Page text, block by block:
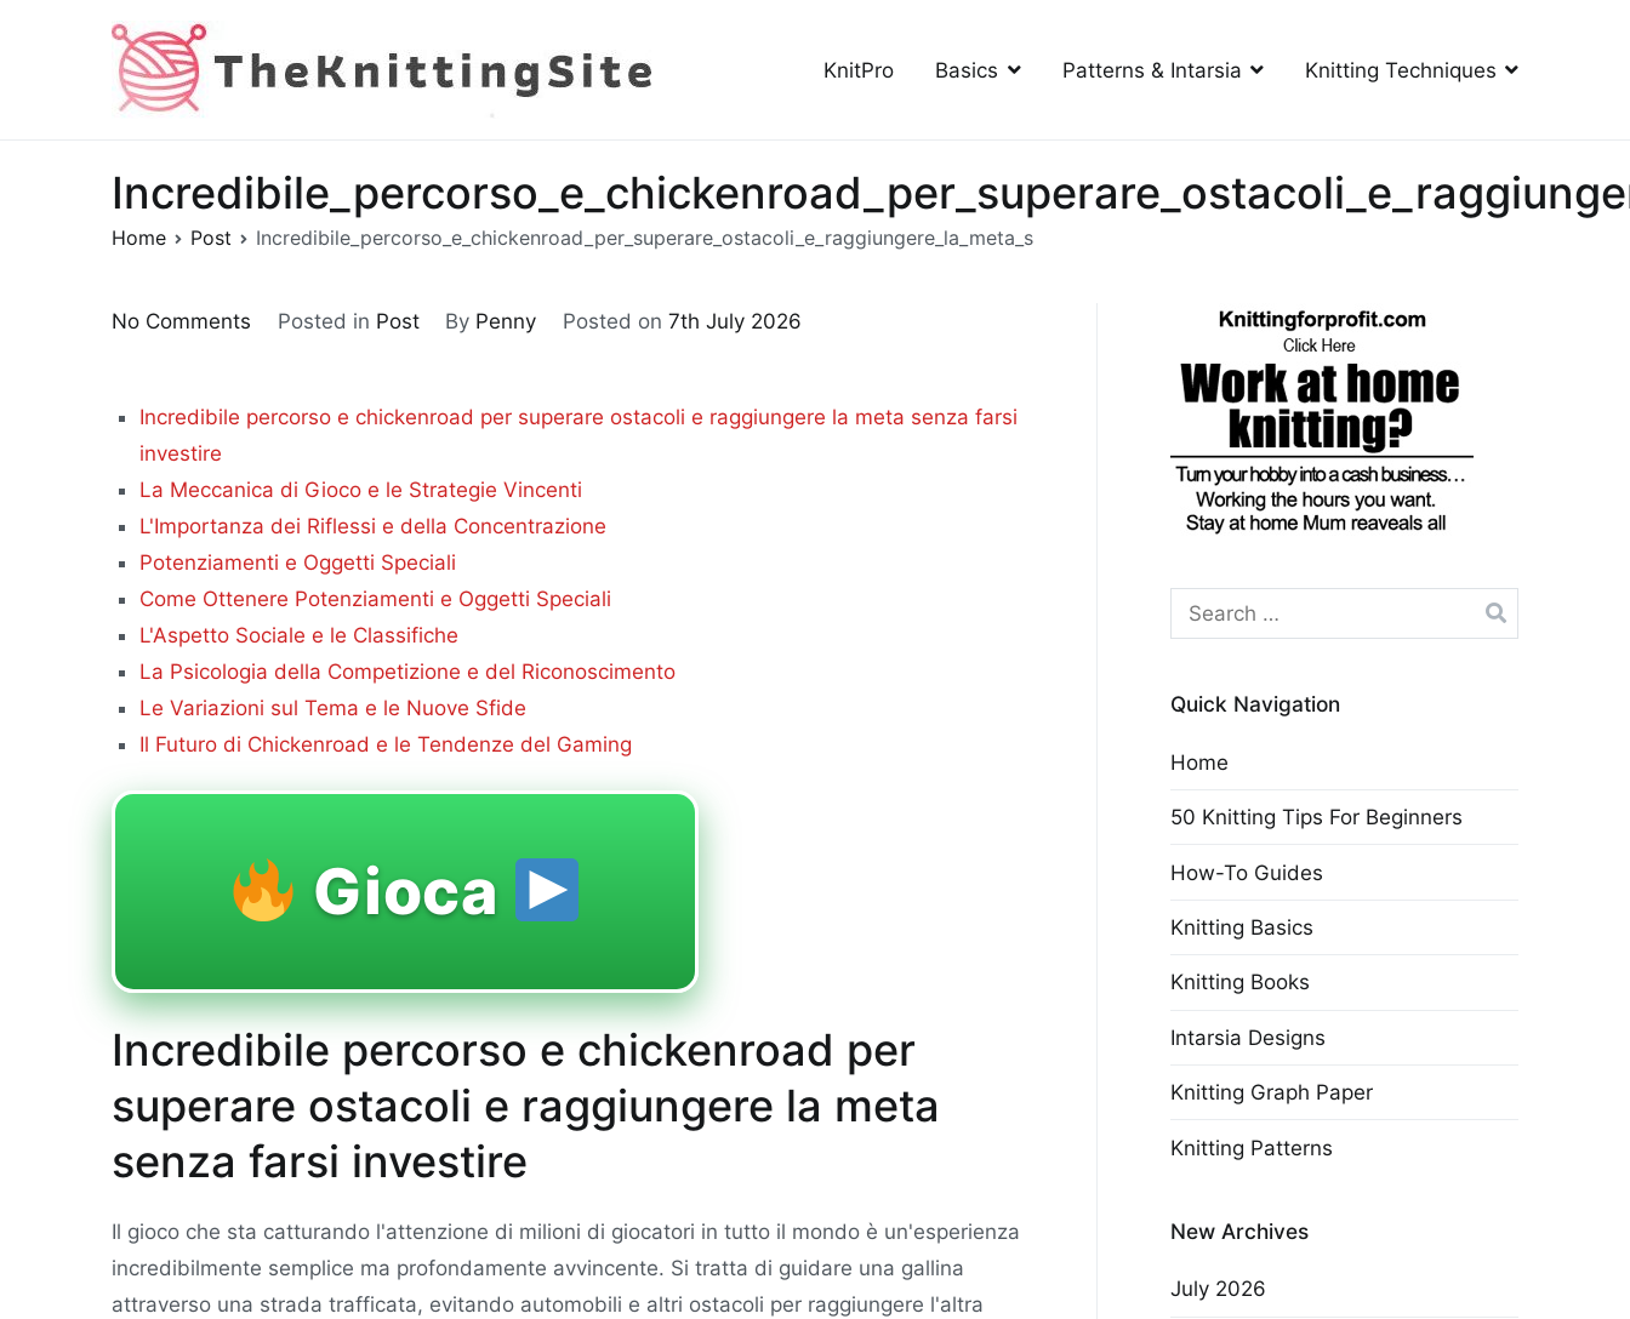
The Knitting Site
How to knit, free videos, free patterns
KnitPro Basics Patterns & Intarsia Knitting Techniques
Home Post Incredibile_percorso_e_chickenroad_per_superare_ostacoli_e_raggiungere_la_meta_s
No Comments Posted in Post By Penny Posted on 7th July 2026
Incredibile percorso e chickenroad per superare ostacoli e raggiungere la meta senza farsi
investire
La Meccanica di Gioco e le Strategie Vincenti
L'Importanza dei Riflessi e della Concentrazione
Potenziamenti e Oggetti Speciali
Come Ottenere Potenziamenti e Oggetti Speciali
L'Aspetto Sociale e le Classifiche
La Psicologia della Competizione e del Riconoscimento
Le Variazioni sul Tema e le Nuove Sfide
Il Futuro di Chickenroad e le Tendenze del Gaming
Gioca
Incredibile percorso e chickenroad per
superare ostacoli e raggiungere la meta
senza farsi investire
Il gioco che sta catturando l'attenzione di milioni di giocatori in tutto il mondo è un'esperienza
incredibilmente semplice ma profondamente avvincente. Si tratta di guidare una gallina
attraverso una strada trafficata, evitando automobili e altri ostacoli per raggiungere l'altra
Search
for:
Quick Navigation
Home
50 Knitting Tips For Beginners
How-To Guides
Knitting Basics
Knitting Books
Intarsia Designs
Knitting Graph Paper
Knitting Patterns
New Archives
July 2026